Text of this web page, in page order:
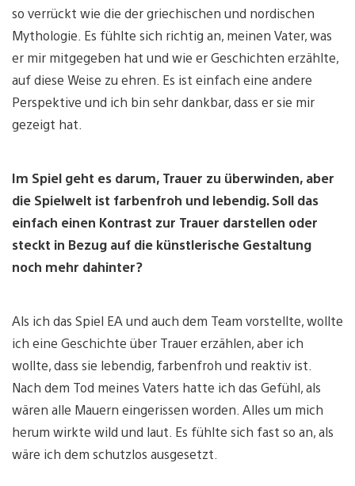
so verrückt wie die der griechischen und nordischen
Mythologie. Es fühlte sich richtig an, meinen Vater, was
er mir mitgegeben hat und wie er Geschichten erzählte,
auf diese Weise zu ehren. Es ist einfach eine andere
Perspektive und ich bin sehr dankbar, dass er sie mir
gezeigt hat.
Im Spiel geht es darum, Trauer zu überwinden, aber
die Spielwelt ist farbenfroh und lebendig. Soll das
einfach einen Kontrast zur Trauer darstellen oder
steckt in Bezug auf die künstlerische Gestaltung
noch mehr dahinter?
Als ich das Spiel EA und auch dem Team vorstellte, wollte
ich eine Geschichte über Trauer erzählen, aber ich
wollte, dass sie lebendig, farbenfroh und reaktiv ist.
Nach dem Tod meines Vaters hatte ich das Gefühl, als
wären alle Mauern eingerissen worden. Alles um mich
herum wirkte wild und laut. Es fühlte sich fast so an, als
wäre ich dem schutzlos ausgesetzt.